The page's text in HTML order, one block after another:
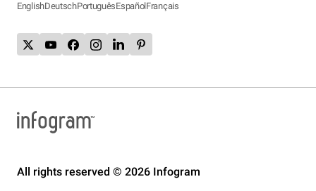
EnglishDeutschPortuguêsEspañolFrançais
All rights reserved © 2026 Infogram